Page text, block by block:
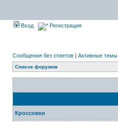
Вход Регистрация
Сообщения без ответов | Активные темы
Список форумов
Кроссовки